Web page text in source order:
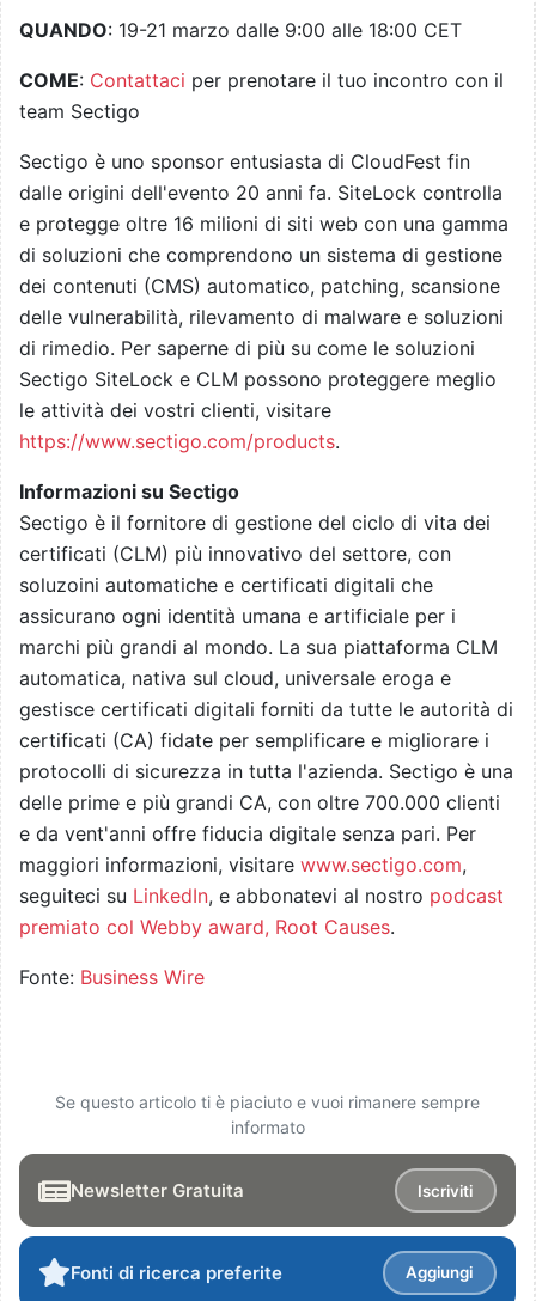
QUANDO: 19-21 marzo dalle 9:00 alle 18:00 CET
COME: Contattaci per prenotare il tuo incontro con il
team Sectigo
Sectigo è uno sponsor entusiasta di CloudFest fin
dalle origini dell'evento 20 anni fa. SiteLock controlla
e protegge oltre 16 milioni di siti web con una gamma
di soluzioni che comprendono un sistema di gestione
dei contenuti (CMS) automatico, patching, scansione
delle vulnerabilità, rilevamento di malware e soluzioni
di rimedio. Per saperne di più su come le soluzioni
Sectigo SiteLock e CLM possono proteggere meglio
le attività dei vostri clienti, visitare
https://www.sectigo.com/products.
Informazioni su Sectigo
Sectigo è il fornitore di gestione del ciclo di vita dei
certificati (CLM) più innovativo del settore, con
soluzoini automatiche e certificati digitali che
assicurano ogni identità umana e artificiale per i
marchi più grandi al mondo. La sua piattaforma CLM
automatica, nativa sul cloud, universale eroga e
gestisce certificati digitali forniti da tutte le autorità di
certificati (CA) fidate per semplificare e migliorare i
protocolli di sicurezza in tutta l'azienda. Sectigo è una
delle prime e più grandi CA, con oltre 700.000 clienti
e da vent'anni offre fiducia digitale senza pari. Per
maggiori informazioni, visitare www.sectigo.com,
seguiteci su LinkedIn, e abbonatevi al nostro podcast
premiato col Webby award, Root Causes.
Fonte: Business Wire
Se questo articolo ti è piaciuto e vuoi rimanere sempre
informato
Newsletter Gratuita Iscriviti
Fonti di ricerca preferite Aggiungi